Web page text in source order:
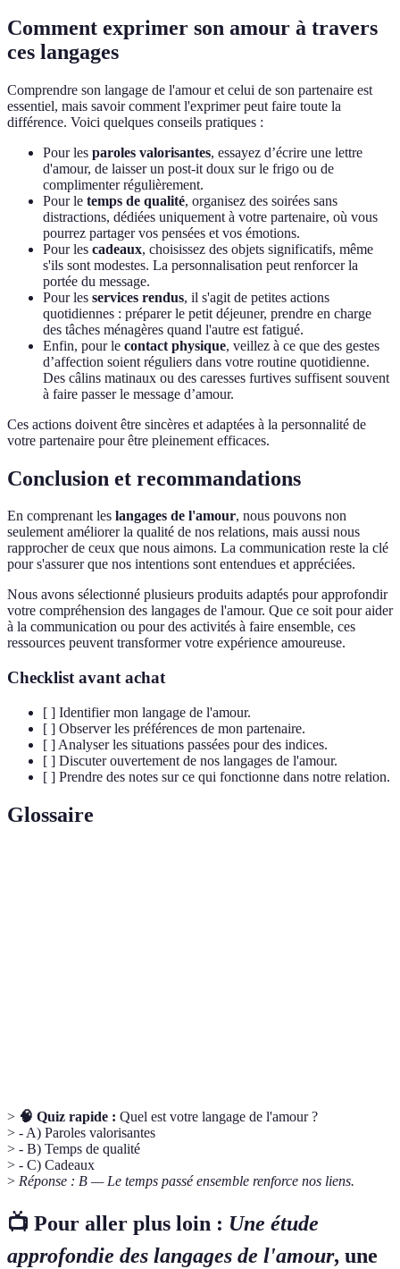
Comment exprimer son amour à travers
ces langages
Comprendre son langage de l'amour et celui de son partenaire est
essentiel, mais savoir comment l'exprimer peut faire toute la
différence. Voici quelques conseils pratiques :
Pour les paroles valorisantes, essayez d’écrire une lettre
d'amour, de laisser un post-it doux sur le frigo ou de
complimenter régulièrement.
Pour le temps de qualité, organisez des soirées sans
distractions, dédiées uniquement à votre partenaire, où vous
pourrez partager vos pensées et vos émotions.
Pour les cadeaux, choisissez des objets significatifs, même
s'ils sont modestes. La personnalisation peut renforcer la
portée du message.
Pour les services rendus, il s'agit de petites actions
quotidiennes : préparer le petit déjeuner, prendre en charge
des tâches ménagères quand l'autre est fatigué.
Enfin, pour le contact physique, veillez à ce que des gestes
d’affection soient réguliers dans votre routine quotidienne.
Des câlins matinaux ou des caresses furtives suffisent souvent
à faire passer le message d’amour.
Ces actions doivent être sincères et adaptées à la personnalité de
votre partenaire pour être pleinement efficaces.
Conclusion et recommandations
En comprenant les langages de l'amour, nous pouvons non
seulement améliorer la qualité de nos relations, mais aussi nous
rapprocher de ceux que nous aimons. La communication reste la clé
pour s'assurer que nos intentions sont entendues et appréciées.
Nous avons sélectionné plusieurs produits adaptés pour approfondir
votre compréhension des langages de l'amour. Que ce soit pour aider
à la communication ou pour des activités à faire ensemble, ces
ressources peuvent transformer votre expérience amoureuse.
Checklist avant achat
[ ] Identifier mon langage de l'amour.
[ ] Observer les préférences de mon partenaire.
[ ] Analyser les situations passées pour des indices.
[ ] Discuter ouvertement de nos langages de l'amour.
[ ] Prendre des notes sur ce qui fonctionne dans notre relation.
Glossaire
> 🧠 Quiz rapide : Quel est votre langage de l'amour ?
> - A) Paroles valorisantes
> - B) Temps de qualité
> - C) Cadeaux
> Réponse : B — Le temps passé ensemble renforce nos liens.
📺 Pour aller plus loin : Une étude
approfondie des langages de l'amour, une